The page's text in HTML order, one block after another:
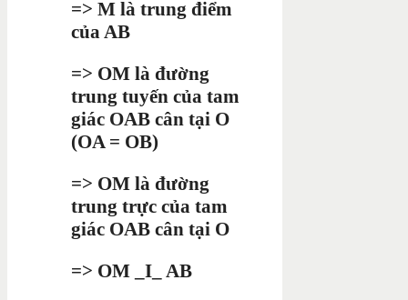
=> M là trung điểm
của AB
=> OM là đường
trung tuyến của tam
giác OAB cân tại O
(OA = OB)
=> OM là đường
trung trực của tam
giác OAB cân tại O
=> OM _I_ AB